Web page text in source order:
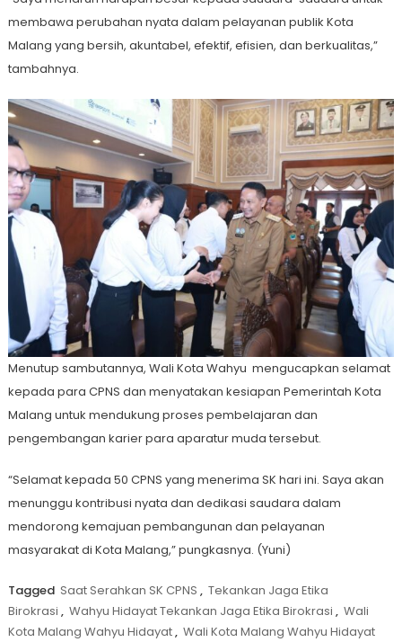
membawa perubahan nyata dalam pelayanan publik Kota
Malang yang bersih, akuntabel, efektif, efisien, dan berkualitas,”
tambahnya.
Menutup sambutannya, Wali Kota Wahyu mengucapkan selamat
kepada para CPNS dan menyatakan kesiapan Pemerintah Kota
Malang untuk mendukung proses pembelajaran dan
pengembangan karier para aparatur muda tersebut.
“Selamat kepada 50 CPNS yang menerima SK hari ini. Saya akan
menunggu kontribusi nyata dan dedikasi saudara dalam
mendorong kemajuan pembangunan dan pelayanan
masyarakat di Kota Malang,” pungkasnya. (Yuni)
Tagged Saat Serahkan SK CPNS , Tekankan Jaga Etika
Birokrasi , Wahyu Hidayat Tekankan Jaga Etika Birokrasi , Wali
Kota Malang Wahyu Hidayat, Wali Kota Malang Wahyu Hidayat